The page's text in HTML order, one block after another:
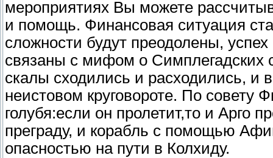
мероприятиях Вы можете
и помощь. Финансовая ситуация
сложности будут преодолены,
связаны с мифом о Симплегадских
скалы сходились и расходились,
неистовом круговороте. По совету
голубя:если он пролетит,то и Арго
преграду, и корабль с помощью
опасностью на пути в Колхиду.